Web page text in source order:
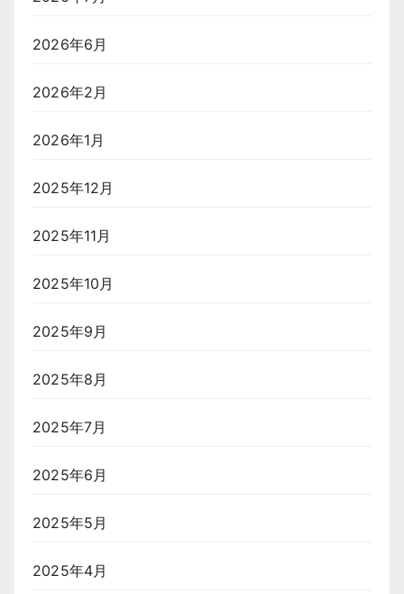
2026年6月
2026年2月
2026年1月
2025年12月
2025年11月
2025年10月
2025年9月
2025年8月
2025年7月
2025年6月
2025年5月
2025年4月